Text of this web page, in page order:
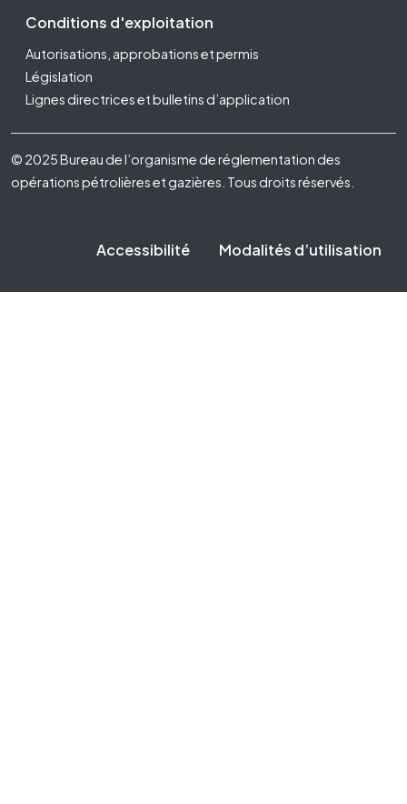
Conditions d'exploitation
Autorisations, approbations et permis
Législation
Lignes directrices et bulletins d’application
Footer Fifth
© 2025 Bureau de l’organisme de réglementation des
opérations pétrolières et gazières. Tous droits réservés.
Accessibilité Modalités d’utilisation